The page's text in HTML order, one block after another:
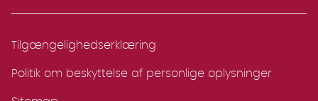
Tilgængelighedserklæring
Politik om beskyttelse af personlige oplysninger